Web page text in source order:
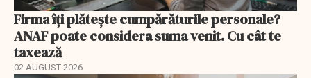
Firma îți plătește cumpărăturile personale?
ANAF poate considera suma venit. Cu cât te
taxează
02 AUGUST 2026